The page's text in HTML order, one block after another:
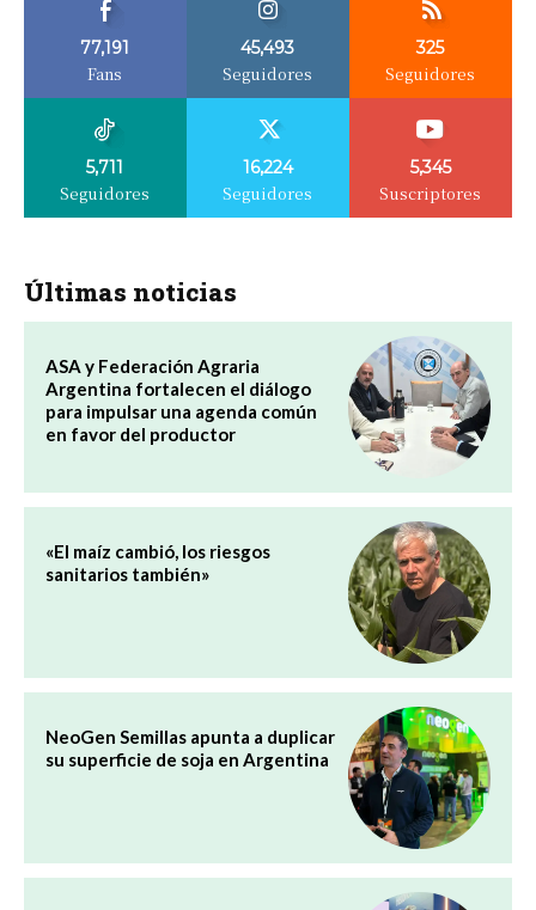
77,191
Fans
45,493
Seguidores
325
Seguidores
5,711
Seguidores
16,224
Seguidores
5,345
Suscriptores
Últimas noticias
ASA y Federación Agraria
Argentina fortalecen el diálogo
para impulsar una agenda común
en favor del productor
«El maíz cambió, los riesgos
sanitarios también»
NeoGen Semillas apunta a duplicar
su superficie de soja en Argentina